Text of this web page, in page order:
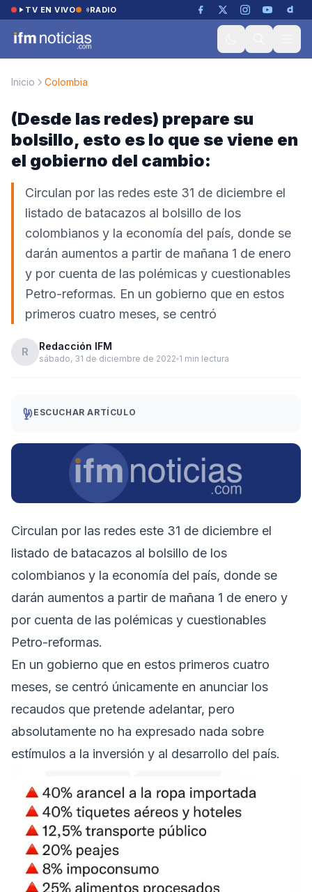
Saltar al contenido
TV EN VIVO RADIO
Inicio Colombia
(Desde las redes) prepare su
bolsillo, esto es lo que se viene en
el gobierno del cambio:
Circulan por las redes este 31 de diciembre el
listado de batacazos al bolsillo de los
colombianos y la economía del país, donde se
darán aumentos a partir de mañana 1 de enero
y por cuenta de las polémicas y cuestionables
Petro-reformas. En un gobierno que en estos
primeros cuatro meses, se centró
R Redacción IFM
sábado, 31 de diciembre de 2022 1 min lectura
ESCUCHAR ARTÍCULO
Circulan por las redes este 31 de diciembre el
listado de batacazos al bolsillo de los
colombianos y la economía del país, donde se
darán aumentos a partir de mañana 1 de enero y
por cuenta de las polémicas y cuestionables
Petro-reformas.
En un gobierno que en estos primeros cuatro
meses, se centró únicamente en anunciar los
recaudos que pretende adelantar, pero
absolutamente no ha expresado nada sobre
estímulos a la inversión y al desarrollo del país.